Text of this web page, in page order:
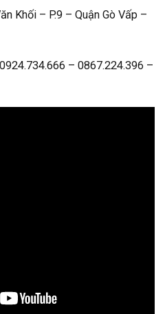
Khối – P.9 – Quận Gò Vấp –
– 0867.224.396 –